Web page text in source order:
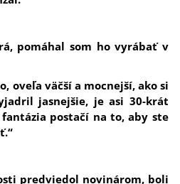
pomáhal som ho vyrábať v
oveľa väčší a mocnejší, ako si
jasnejšie, je asi 30-krát
postačí na to, aby ste
predviedol novinárom, boli